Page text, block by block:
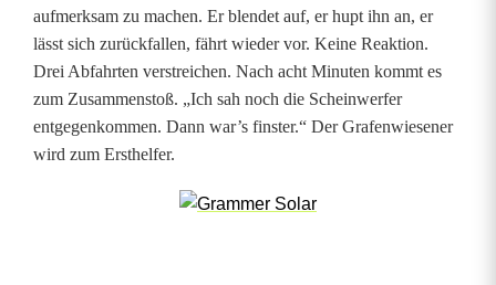
m
t
v
o
aufmerksam zu machen. Er blendet auf, er hupt ihn an, er
lässt sich zurückfallen, fährt wieder vor. Keine Reaktion.
Drei Abfahrten verstreichen. Nach acht Minuten kommt es
zum Zusammenstoß. „Ich sah noch die Scheinwerfer
entgegenkommen. Dann war’s finster.“ Der Grafenwiesener
wird zum Ersthelfer.